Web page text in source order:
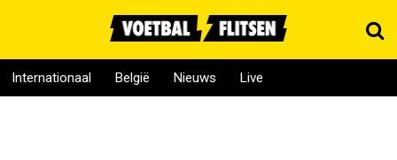
Internationaal België Nieuws Live